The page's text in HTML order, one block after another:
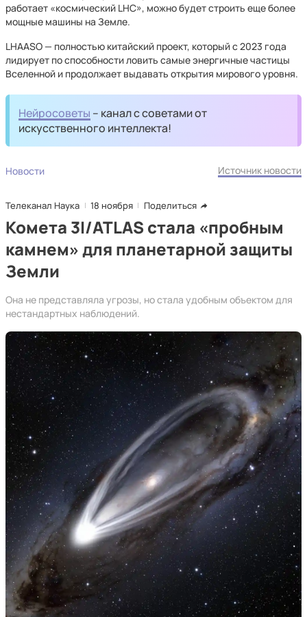
работает «космический LHC», можно будет строить еще более
мощные машины на Земле.
LHAASO — полностью китайский проект, который с 2023 года
лидирует по способности ловить самые энергичные частицы
Вселенной и продолжает выдавать открытия мирового уровня.
Нейросоветы – канал с советами от
искусственного интеллекта!
Новости Источник новости
Телеканал Наука 18 ноября Поделиться
Комета 3I/ATLAS стала «пробным
камнем» для планетарной защиты
Земли
Она не представляла угрозы, но стала удобным объектом для
нестандартных наблюдений.